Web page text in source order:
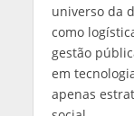
universo da
como
gestão
em
apenas